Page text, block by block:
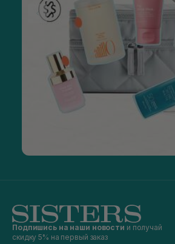
Подпишись на наши новости и получай
скидку 5% на первый заказ